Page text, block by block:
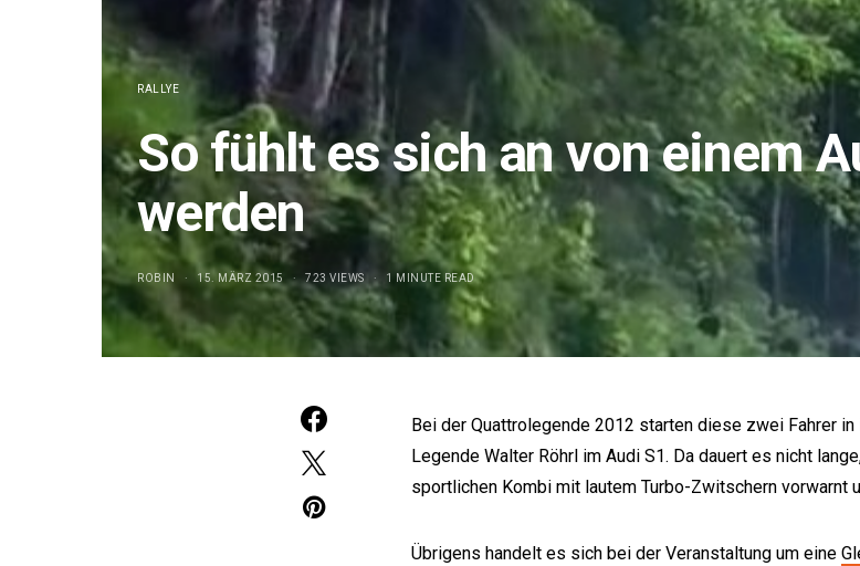
RALLYE
So fühlt es sich an von einem
werden
ROBIN 15. MÄRZ 2015 723 VIEWS 1 MINUTE READ
Bei der Quattrolegende 2012 starten diese zwei Fahrer in
Legende Walter Röhrl im Audi S1. Da dauert es nicht
sportlichen Kombi mit lautem Turbo-Zwitschern vorwarnt
Übrigens handelt es sich bei der Veranstaltung um eine